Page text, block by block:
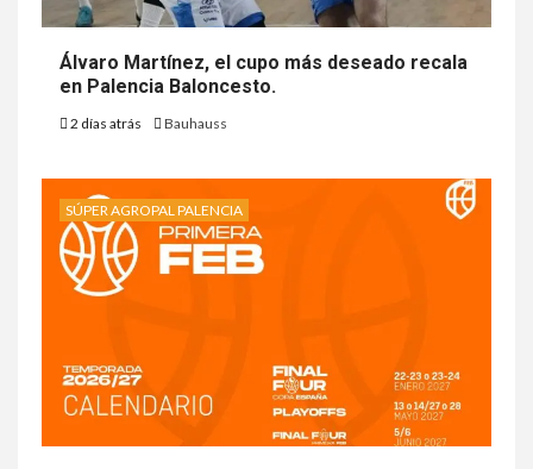
Álvaro Martínez, el cupo más deseado recala
en Palencia Baloncesto.
2 días atrás Bauhauss
SÚPER AGROPAL PALENCIA